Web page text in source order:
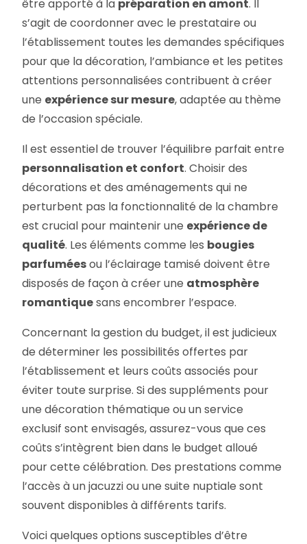
être apporté à la préparation en amont. Il
s’agit de coordonner avec le prestataire ou
l’établissement toutes les demandes spécifiques
pour que la décoration, l’ambiance et les petites
attentions personnalisées contribuent à créer
une expérience sur mesure, adaptée au thème
de l’occasion spéciale.
Il est essentiel de trouver l’équilibre parfait entre
personnalisation et confort. Choisir des
décorations et des aménagements qui ne
perturbent pas la fonctionnalité de la chambre
est crucial pour maintenir une expérience de
qualité. Les éléments comme les bougies
parfuméesou l’éclairage tamisé doivent être
disposés de façon à créer une atmosphère
romantiquesans encombrer l’espace.
Concernant la gestion du budget, il est judicieux
de déterminer les possibilités offertes par
l’établissement et leurs coûts associés pour
éviter toute surprise. Si des suppléments pour
une décoration thématique ou un service
exclusif sont envisagés, assurez-vous que ces
coûts s’intègrent bien dans le budget alloué
pour cette célébration. Des prestations comme
l’accès à un jacuzzi ou une suite nuptiale sont
souvent disponibles à différents tarifs.
Voici quelques options susceptibles d’être